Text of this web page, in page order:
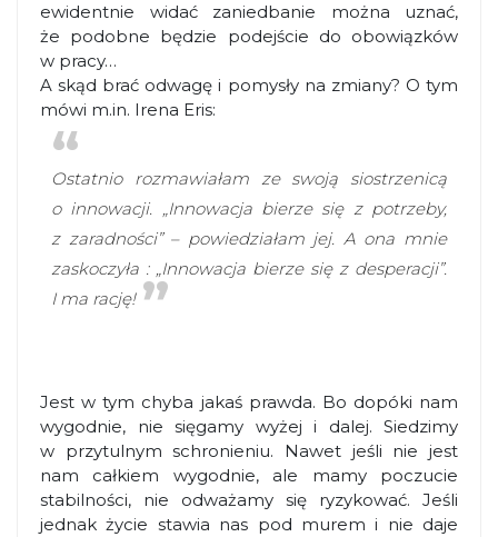
ewidentnie widać zaniedbanie można uznać,
że podobne będzie podejście do obowiązków
w pracy…
A skąd brać odwagę i pomysły na zmiany? O tym
mówi m.in. Irena Eris:
Ostatnio rozmawiałam ze swoją siostrzenicą
o innowacji. „Innowacja bierze się z potrzeby,
z zaradności” – powiedziałam jej. A ona mnie
zaskoczyła : „Innowacja bierze się z desperacji”.
I ma rację!
Jest w tym chyba jakaś prawda. Bo dopóki nam
wygodnie, nie sięgamy wyżej i dalej. Siedzimy
w przytulnym schronieniu. Nawet jeśli nie jest
nam całkiem wygodnie, ale mamy poczucie
stabilności, nie odważamy się ryzykować. Jeśli
jednak życie stawia nas pod murem i nie daje